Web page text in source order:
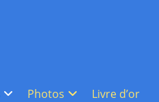
Photos Livre d’or